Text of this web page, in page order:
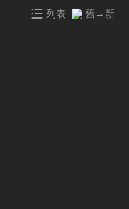
列表 舊→新